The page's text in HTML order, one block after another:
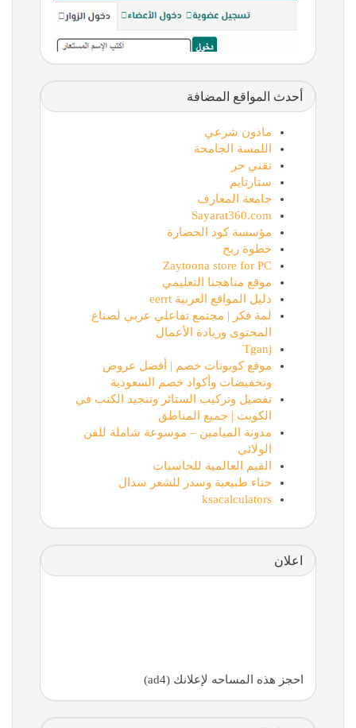
أحدث المواقع المضافة
ماذون شرعي
اللمسة الجامحة
تقني حر
ستارتايم
جامعة المعارف
Sayarat360.com
مؤسسة كود الحضارة
خطوة ربح
Zaytoona store for PC
موقع مناهجنا التعليمي
دليل المواقع العربية eerrt
لمة فكر | مجتمع تفاعلي عربي لصناع
المحتوى وريادة الأعمال
Tganj
موقع كوبونات خصم | أفضل عروض
وتخفيضات وأكواد خصم السعودية
تفصيل وتركيب الستائر وتنجيد الكنب في
الكويت | جميع المناطق
مدونة الميامين – موسوعة شاملة للفن
الولائي
القيم العالمية للحاسبات
حناء طبيعية وسدر للشعر سدال
ksacalculators
اعلان
احجز هذه المساحه لإعلانك (ad4)